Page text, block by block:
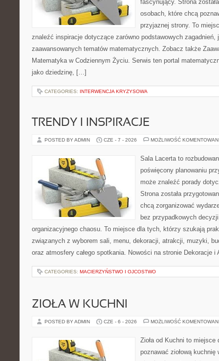
fascynujący. Strona
osobach, które chcą
przyjaznej strony. To
znaleźć inspiracje dotyczące zarówno podstawowych zagadnień,
zaawansowanych tematów matematycznych. Zobacz także
Matematyka w Codziennym Życiu. Serwis ten portal
jako dziedzinę, […]
CATEGORIES: INTERWENCJA KRYZYSOWA
TRENDY I INSPIRACJE
POSTED BY ADMIN CZE - 7 - 2026 MOŻLIWOŚĆ
Sala Lacerta to
poświęcony planowaniu
może znaleźć porady
Strona została
chcą zorganizować
bez przypadkowych
organizacyjnego chaosu. To miejsce dla tych, którzy szukają
związanych z wyborem sali, menu, dekoracji, atrakcji, muzyki,
oraz atmosfery całego spotkania. Nowości na stronie Dekoracje
CATEGORIES: MACIERZYŃSTWO I OJCOSTWO
ZIOŁA W KUCHNI
POSTED BY ADMIN CZE - 6 - 2026 MOŻLIWOŚĆ
Zioła od Kuchni to
poznawać ziołową